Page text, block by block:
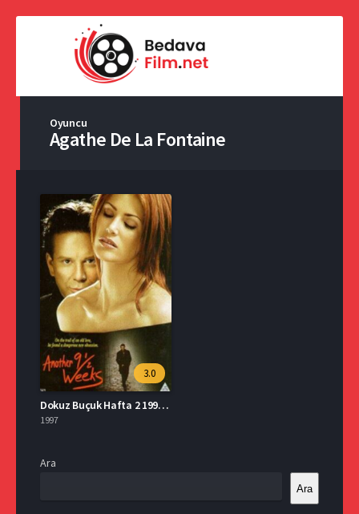
Oyuncu
Agathe De La Fontaine
3.0
Dokuz Buçuk Hafta 2 1997 İzle
1997
Ara
Ara